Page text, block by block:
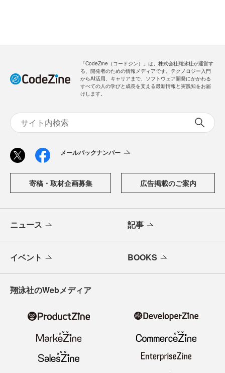
「CodeZine（コードジン）」は、株式会社翔泳社が運営す
る、開発者のための情報メディアです。テクノロジー入門
からAI活用、キャリアまで、ソフトウェア開発にかかわる
すべての人の学びと成長を支える最新情報と実践知をお届
けします。
メールバックナンバー
寄稿・取材企画募集 広告掲載のご案内
ニュース 記事
イベント BOOKS
翔泳社のWebメディア